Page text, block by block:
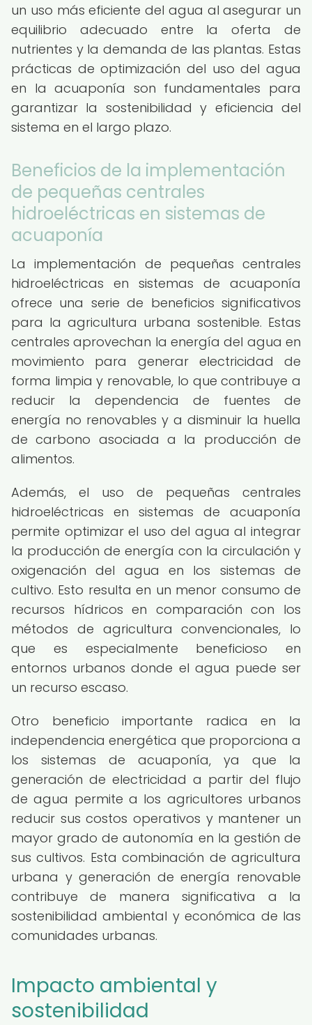
un uso más eficiente del agua al asegurar un
equilibrio adecuado entre la oferta de
nutrientes y la demanda de las plantas. Estas
prácticas de optimización del uso del agua
en la acuaponía son fundamentales para
garantizar la sostenibilidad y eficiencia del
sistema en el largo plazo.
Beneficios de la implementación
de pequeñas centrales
hidroeléctricas en sistemas de
acuaponía
La implementación de pequeñas centrales
hidroeléctricas en sistemas de acuaponía
ofrece una serie de beneficios significativos
para la agricultura urbana sostenible. Estas
centrales aprovechan la energía del agua en
movimiento para generar electricidad de
forma limpia y renovable, lo que contribuye a
reducir la dependencia de fuentes de
energía no renovables y a disminuir la huella
de carbono asociada a la producción de
alimentos.
Además, el uso de pequeñas centrales
hidroeléctricas en sistemas de acuaponía
permite optimizar el uso del agua al integrar
la producción de energía con la circulación y
oxigenación del agua en los sistemas de
cultivo. Esto resulta en un menor consumo de
recursos hídricos en comparación con los
métodos de agricultura convencionales, lo
que es especialmente beneficioso en
entornos urbanos donde el agua puede ser
un recurso escaso.
Otro beneficio importante radica en la
independencia energética que proporciona a
los sistemas de acuaponía, ya que la
generación de electricidad a partir del flujo
de agua permite a los agricultores urbanos
reducir sus costos operativos y mantener un
mayor grado de autonomía en la gestión de
sus cultivos. Esta combinación de agricultura
urbana y generación de energía renovable
contribuye de manera significativa a la
sostenibilidad ambiental y económica de las
comunidades urbanas.
Impacto ambiental y
sostenibilidad